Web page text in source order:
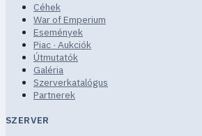
Céhek
War of Emperium
Események
Piac · Aukciók
Útmutatók
Galéria
Szerverkatalógus
Partnerek
SZERVER